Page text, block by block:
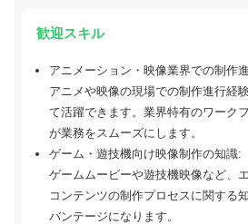
歓迎スキル
アニメーション・映像業界での制作
アニメや映像の現場での制作進行経
て活躍できます。業界特有のワーク
が業務をスムーズにします。
ゲーム・遊技機向け映像制作の知識:
ゲームムービーや遊技機映像など、
コンテンツの制作プロセスに関する
バンテージになります。